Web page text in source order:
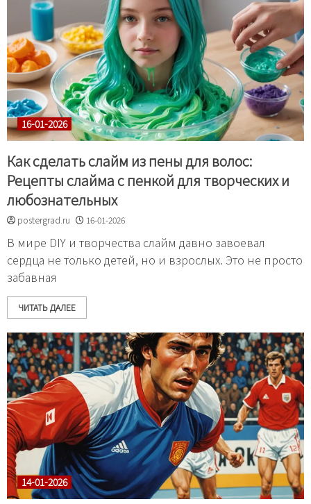
16-01-2026
Как сделать слайм из пены для волос:
Рецепты слайма с пенкой для творческих и
любознательных
postergrad.ru 16-01-2026
В мире DIY и творчества слайм давно завоевал
сердца не только детей, но и взрослых. Это не просто
забавная
ЧИТАТЬ ДАЛЕЕ
14-01-2026